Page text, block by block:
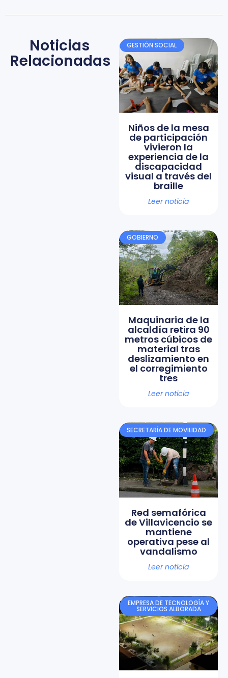
Noticias
Relacionadas
GESTIÓN SOCIAL
Niños de la mesa
de participación
vivieron la
experiencia de la
discapacidad
visual a través del
braille
Leer noticia
GOBIERNO
Maquinaria de la
alcaldía retira 90
metros cúbicos de
material tras
deslizamiento en
el corregimiento
tres
Leer noticia
SECRETARÍA DE MOVILIDAD
Red semafórica
de Villavicencio se
mantiene
operativa pese al
vandalismo
Leer noticia
EMPRESA DE TECNOLOGÍA Y
SERVICIOS ALBORADA